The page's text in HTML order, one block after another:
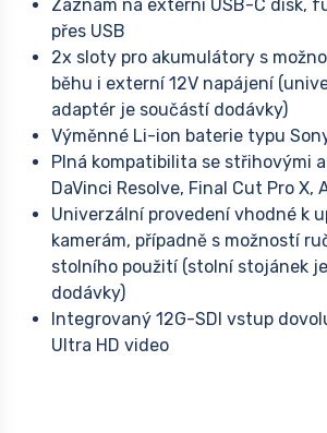
Záznam na externí USB-C disk,
přes USB
2x sloty pro akumulátory s
běhu i externí 12V napájení
adaptér je součástí dodávky)
Výměnné Li-ion baterie typu
Plná kompatibilita se střihovými
DaVinci Resolve, Final Cut Pro X,
Univerzální provedení vhodné k
kamerám, případně s možností
stolního použití (stolní stojánek
dodávky)
Integrovaný 12G-SDI vstup
Ultra HD video